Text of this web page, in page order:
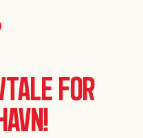
for